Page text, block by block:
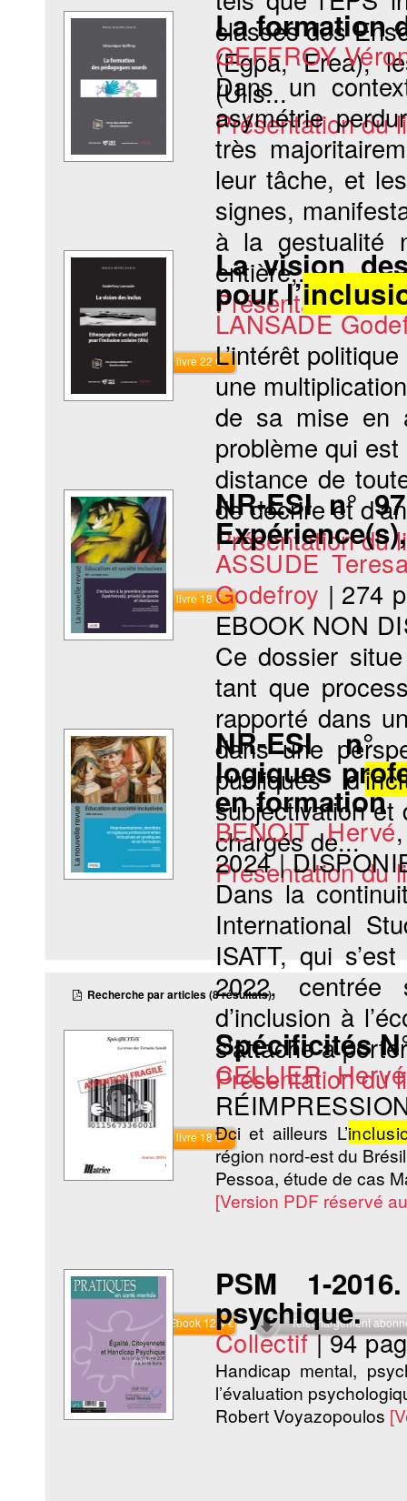
classes des
(Egpa, Erea),
(Ulis...
Présentation du
La formation
GEFFROY
Dans un
asymétrie
très
leur tâche, et
signes,
à la gestualité
entière,...
Présentation du
Commander le livre 22 €
La vision
pour l’
LANSADE
L’intérêt politique
une
de sa mise en
problème qui
distance de
de décrire et
Présentation du
Commander le livre 18 €
NR-ESI n°
ASSUDE
Godefroy | 274
EBOOK NON
Ce dossier
tant que
rapporté dans
dans une
publiques d’
subjectivation et
chargés de...
Présentation du
NR-ESI n°
logiques
en formation
BENOIT Hervé
2024|
Dans la
International
ISATT, qui
2022, centrée
d’inclusion à
s’attache à
Présentation du
Commander le livre 18 €
Recherche par articles (8 résultats)
Spécificités
CELLIER Hervé
Đci et ailleurs L’
région nord-est du
Pessoa, étude de cas
[Version PDF réservé
Commander l'Ebook 12.4 € Téléchargement
PSM 1-
psychique.
Collectif |94
Handicap mental,
l’évaluation
Robert Voyazopoulos